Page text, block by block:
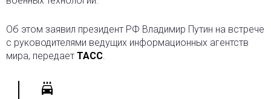
Об этом заявил президент РФ Владимир Путин на встрече
с руководителями ведущих информационных агентств
мира, передает ТАСС.